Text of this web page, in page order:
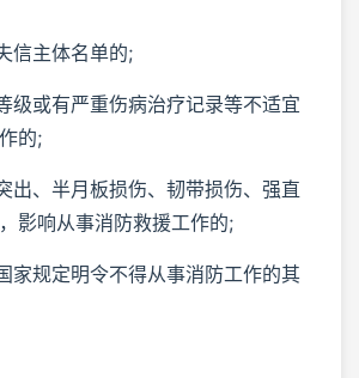
信主体名单的;
级或有严重伤病治疗记录等不适宜
的;
出、半月板损伤、韧带损伤、强直
影响从事消防救援工作的;
家规定明令不得从事消防工作的其